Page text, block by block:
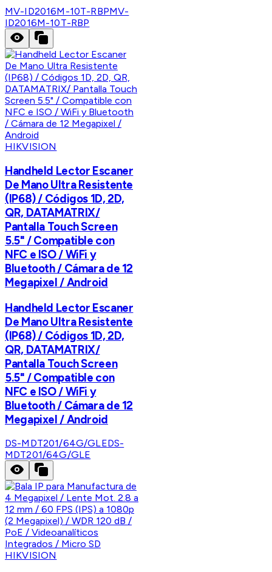
MV-ID2016M-10T-RBPMV-
ID2016M-10T-RBP
HIKVISION
Handheld Lector Escaner
De Mano Ultra Resistente
(IP68) / Códigos 1D, 2D,
QR, DATAMATRIX/
Pantalla Touch Screen
5.5" / Compatible con
NFC e ISO / WiFi y
Bluetooth / Cámara de 12
Megapixel / Android
Handheld Lector Escaner
De Mano Ultra Resistente
(IP68) / Códigos 1D, 2D,
QR, DATAMATRIX/
Pantalla Touch Screen
5.5" / Compatible con
NFC e ISO / WiFi y
Bluetooth / Cámara de 12
Megapixel / Android
DS-MDT201/64G/GLEDS-
MDT201/64G/GLE
HIKVISION